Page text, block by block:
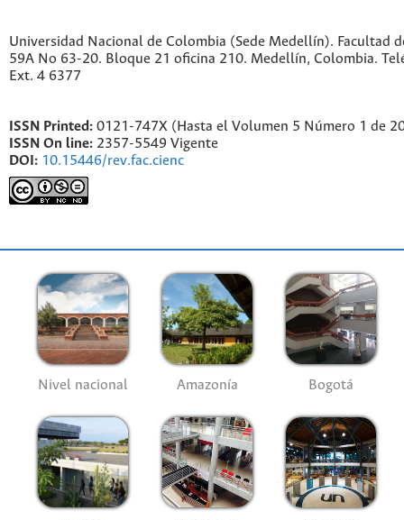
Universidad Nacional de Colombia (Sede Medellín). Facultad
59A No 63-20. Bloque 21 oficina 210. Medellín, Colombia.
Ext. 4 6377
ISSN Printed: 0121-747X (Hasta el Volumen 5 Número 1 de
ISSN On line: 2357-5549 Vigente
DOI: 10.15446/rev.fac.cienc
Nivel nacional Amazonía Bogotá